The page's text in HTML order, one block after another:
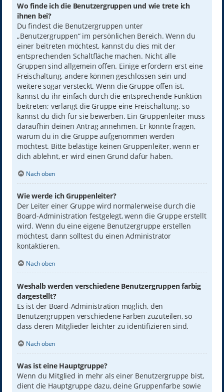
Wo finde ich die Benutzergruppen und wie trete ich
ihnen bei?
Du findest die Benutzergruppen unter
„Benutzergruppen“ im persönlichen Bereich. Wenn du
einer beitreten möchtest, kannst du dies mit der
entsprechenden Schaltfläche machen. Nicht alle
Gruppen sind allgemein offen. Einige erfordern erst eine
Freischaltung, andere können geschlossen sein und
weitere sogar versteckt. Wenn die Gruppe offen ist,
kannst du ihr einfach durch die entsprechende Funktion
beitreten; verlangt die Gruppe eine Freischaltung, so
kannst du dich für sie bewerben. Ein Gruppenleiter muss
daraufhin deinen Antrag annehmen. Er könnte fragen,
warum du in die Gruppe aufgenommen werden
möchtest. Bitte belästige keinen Gruppenleiter, wenn er
dich ablehnt, er wird einen Grund dafür haben.
Nach oben
Wie werde ich Gruppenleiter?
Der Leiter einer Gruppe wird normalerweise durch die
Board-Administration festgelegt, wenn die Gruppe erstellt
wird. Wenn du eine eigene Benutzergruppe erstellen
möchtest, dann solltest du einen Administrator
kontaktieren.
Nach oben
Weshalb werden verschiedene Benutzergruppen farbig
dargestellt?
Es ist der Board-Administration möglich, den
Benutzergruppen verschiedene Farben zuzuteilen, so
dass deren Mitglieder leichter zu identifizieren sind.
Nach oben
Was ist eine Hauptgruppe?
Wenn du Mitglied in mehr als einer Benutzergruppe bist,
dient die Hauptgruppe dazu, deine Gruppenfarbe sowie